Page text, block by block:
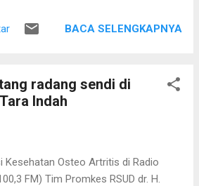
BACA SELENGKAPNYA
radang sendi di
Indah
Kesehatan Osteo Artritis di Radio
FM) Tim Promkes RSUD dr. H.